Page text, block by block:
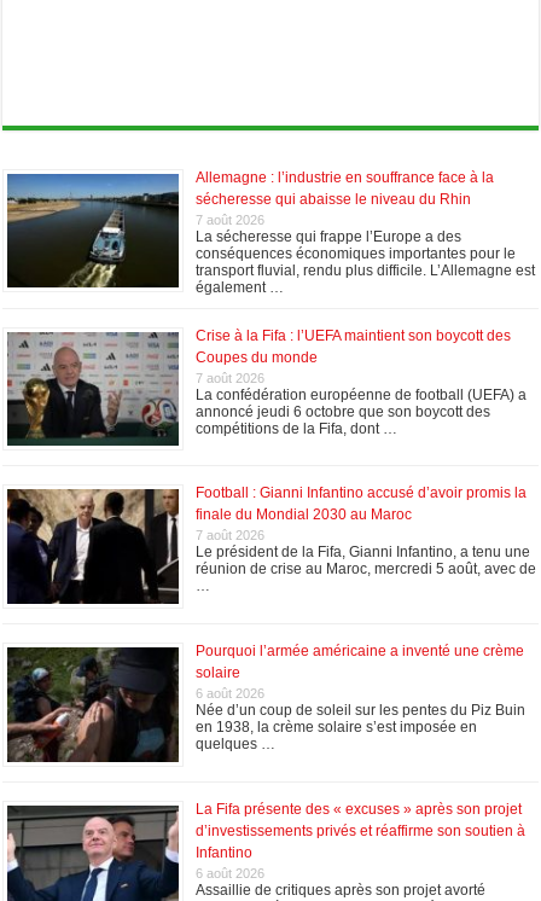
Allemagne : l’industrie en souffrance face à la
sécheresse qui abaisse le niveau du Rhin
7 août 2026
La sécheresse qui frappe l’Europe a des
conséquences économiques importantes pour le
transport fluvial, rendu plus difficile. L’Allemagne est
également …
Crise à la Fifa : l’UEFA maintient son boycott des
Coupes du monde
7 août 2026
La confédération européenne de football (UEFA) a
annoncé jeudi 6 octobre que son boycott des
compétitions de la Fifa, dont …
Football : Gianni Infantino accusé d’avoir promis la
finale du Mondial 2030 au Maroc
7 août 2026
Le président de la Fifa, Gianni Infantino, a tenu une
réunion de crise au Maroc, mercredi 5 août, avec de
…
Pourquoi l’armée américaine a inventé une crème
solaire
6 août 2026
Née d’un coup de soleil sur les pentes du Piz Buin
en 1938, la crème solaire s’est imposée en
quelques …
La Fifa présente des « excuses » après son projet
d’investissements privés et réaffirme son soutien à
Infantino
6 août 2026
Assaillie de critiques après son projet avorté